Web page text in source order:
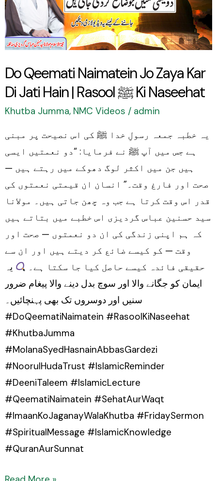
Do Qeemati Naimatein Jo Zaya Kar
Di Jati Hain | Rasool ﷺ Ki Naseehat
Khutba Jumma, NMC Videos / admin
یہ خطبہ جمعہ رسولِ خدا ﷺ کی اس نصیحت پر مبنی
ہے جس میں آپ ﷺ نے فرمایا: “دو نعمتیں ایسی
ہیں جن میں اکثر لوگ دھوکے میں رہتے ہیں —
صحت اور فارغ وقت۔” انسان ان قیمتی نعمتوں کی
قدر اس وقت کرتا ہے جب وہ چھن جاتی ہیں۔ مولانا
سید حسنین عباس گردیزی اس خطبے میں بتاتے ہیں
کہ ہم اپنی زندگی کی ان دو نعمتوں — صحت اور
وقت — کو کیسے ضائع کر دیتے ہیں اور ان سے
حقیقی فائدہ کیسے حاصل کیا جا سکتا ہے۔
یہ
ایمان کو جگانے والا اور سوچ بدل دینے والا پیغام ضرور
سنیں اور دوسروں تک بھی پہنچائیں۔
#DoQeematiNaimatein #RasoolKiNaseehat
#KhutbaJumma
#MolanaSyedHasnainAbbasGardezi
#NoorulHudaTrust #IslamicReminder
#DeeniTaleem #IslamicLecture
#QeematiNaimatein #SehatAurWaqt
#ImaanKoJaganayWalaKhutba #FridaySermon
#SpiritualMessage #IslamicKnowledge
#QuranAurSunnat
Zaya
Kar
Di
Hain
|
Rasool
Ki
Naseehat